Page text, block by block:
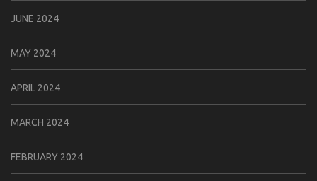
JUNE 2024
MAY 2024
APRIL 2024
MARCH 2024
FEBRUARY 2024